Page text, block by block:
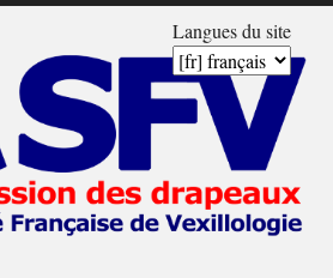
Langues du site